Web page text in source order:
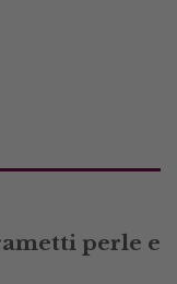
perle e